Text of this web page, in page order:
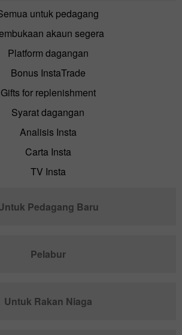
untuk pedagang
akaun segera
Platform dagangan
Bonus InstaTrade
Gifts for replenishment
Syarat dagangan
Analisis Insta
Carta Insta
TV Insta
Pedagang Baru
Pelabur
Untuk Rakan Niaga